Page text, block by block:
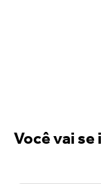
Você vai